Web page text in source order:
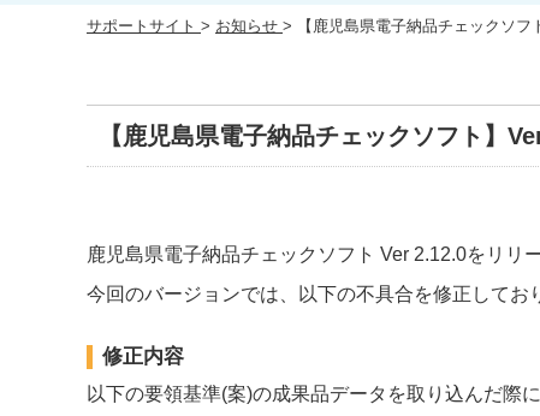
サポートサイト > お知らせ > 【鹿児島県電子納品チェックソ
【鹿児島県電子納品チェックソフト】
鹿児島県電子納品チェックソフト Ver 2.12.0をリリ
今回のバージョンでは、以下の不具合を修正してお
修正内容
以下の要領基準(案)の成果品データを取り込んだ際